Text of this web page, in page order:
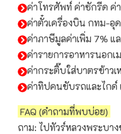
ค่าโทรศัพท์ ค่าซักรีด ค่
ค่าตั๋วเครื่องบิน กทม-อุ
ค่าภาษีมูลค่าเพิ่ม 7% แ
ค่ารายการอาหารนอก
ค่ากระติ๊บใส่บาตรข้าว
ค่าทิปคนขับรถและไกด์
FAQ (คำถามที่พบบ่อย)
ถาม: ไปทัวร์หลวงพระบา